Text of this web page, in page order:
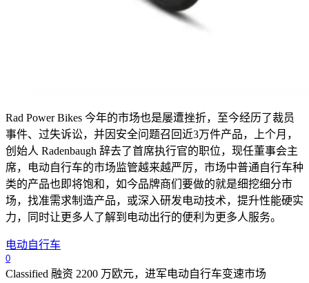
Rad Power Bikes 今年的市场也是屡遭挫折，至今经历了裁员
事件、过失诉讼，并因安全问题召回近3万件产品，上个月，
创始人 Radenbaugh 辞去了首席执行官的职位，现任董事会主
席，电动自行车的市场监管越来越严厉，市场中普通自行车种
类的产品也即将饱和，如今品牌商们要做的就是细挖细分市
场，找准需求制造产品，或深入研发电动技术，提升性能硬实
力，同时让更多人了解到电动出行的便利为更多人服务。
电动自行车
0
Classified 融资 2200 万欧元，进军电动自行车变速市场